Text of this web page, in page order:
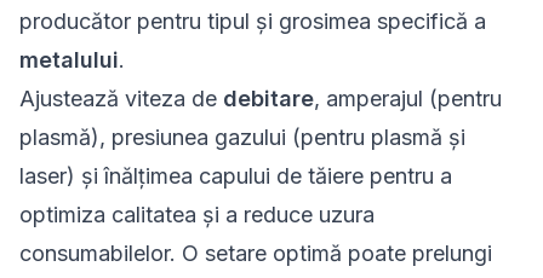
producător pentru tipul și grosimea specifică a
metalului.
Ajustează viteza de debitare, amperajul (pentru
plasmă), presiunea gazului (pentru plasmă și
laser) și înălțimea capului de tăiere pentru a
optimiza calitatea și a reduce uzura
consumabilelor. O setare optimă poate prelungi